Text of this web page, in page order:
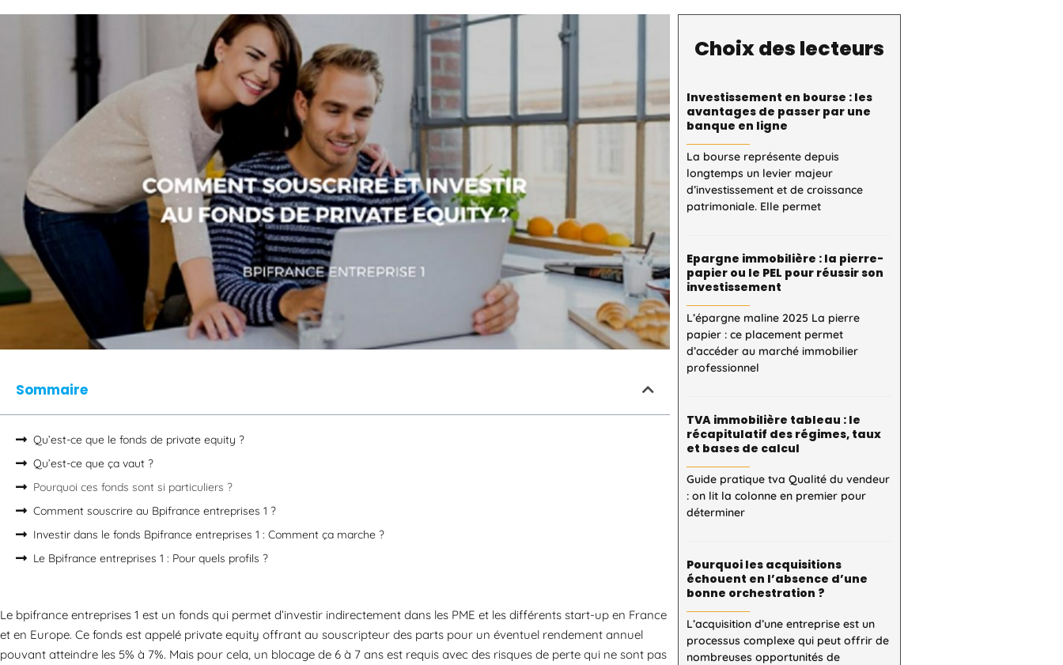
Sommaire
Qu’est-ce que le fonds de private equity ?
Qu’est-ce que ça vaut ?
Pourquoi ces fonds sont si particuliers ?
Comment souscrire au Bpifrance entreprises 1 ?
Investir dans le fonds Bpifrance entreprises 1 : Comment ça marche ?
Le Bpifrance entreprises 1 : Pour quels profils ?
Le bpifrance entreprises 1 est un fonds qui permet d’investir indirectement dans les PME et les différents start-up en France
et en Europe. Ce fonds est appelé private equity offrant au souscripteur des parts pour un éventuel rendement annuel
pouvant atteindre les 5% à 7%. Mais pour cela, un blocage de 6 à 7 ans est requis avec des risques de perte qui ne sont pas
Choix des lecteurs
Investissement en bourse : les
avantages de passer par une
banque en ligne
La bourse représente depuis
longtemps un levier majeur
d’investissement et de croissance
patrimoniale. Elle permet
Epargne immobilière : la pierre-
papier ou le PEL pour réussir son
investissement
L’épargne maline 2025 La pierre
papier : ce placement permet
d’accéder au marché immobilier
professionnel
TVA immobilière tableau : le
récapitulatif des régimes, taux
et bases de calcul
Guide pratique tva Qualité du vendeur
: on lit la colonne en premier pour
déterminer
Pourquoi les acquisitions
échouent en l’absence d’une
bonne orchestration ?
L’acquisition d’une entreprise est un
processus complexe qui peut offrir de
nombreuses opportunités de